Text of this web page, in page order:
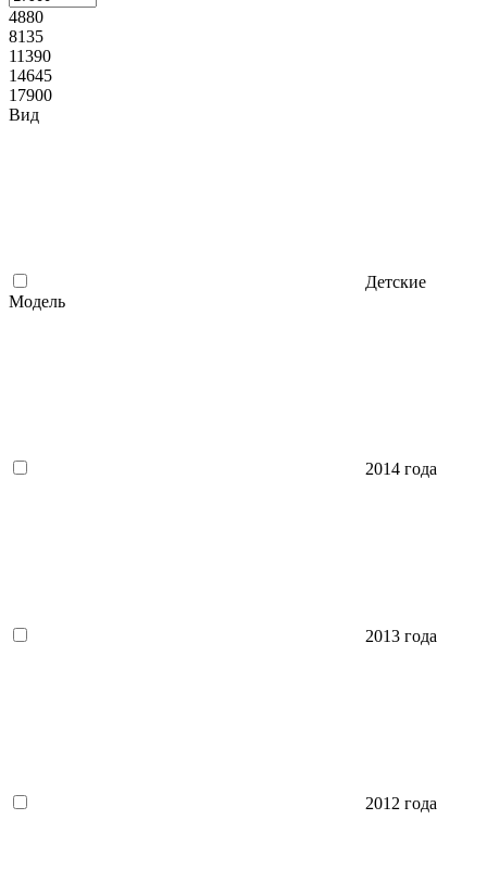
4880
8135
11390
14645
17900
Вид
Детские
Модель
2014 года
2013 года
2012 года